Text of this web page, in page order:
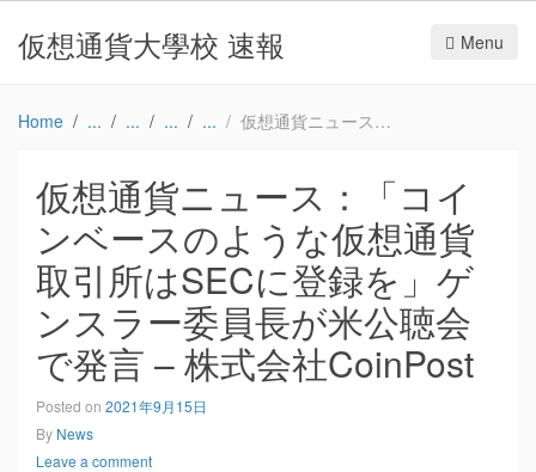
仮想通貨大學校 速報 Menu
Home 仮想通貨ニュース：「コインベースのような仮想通貨取引所はSECに登録を」ゲンスラー委員長が米公聴会で発言 – 株式会社CoinPost
仮想通貨ニュース：「コイ
ンベースのような仮想通貨
取引所はSECに登録を」ゲ
ンスラー委員長が米公聴会
で発言 – 株式会社CoinPost
Posted on 2021年9月15日
By News
Leave a comment